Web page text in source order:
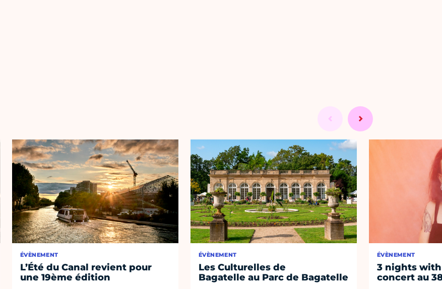
ÉVÈNEMENT
L’Été du Canal revient pour
une 19ème édition
ÉVÈNEMENT
Les Culturelles de
Bagatelle au Parc de Bagatelle
ÉVÈNEMENT
3 nights with
concert au